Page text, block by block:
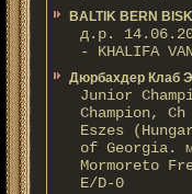
BALTIK BERN
д.р.
- KHALIFA
Дюрбахдер Клаб
Junior
Champion,
Eszes
of Georgia.
Mormoreto
E/D-0